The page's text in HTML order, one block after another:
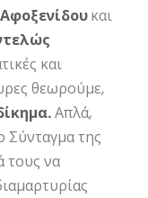
Αφοξενίδουκαι
και
θεωρούμε,
Απλά,
της
τους να